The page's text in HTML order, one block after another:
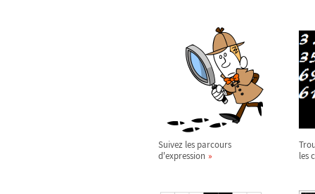
Suivez les parcours
d'expression
les